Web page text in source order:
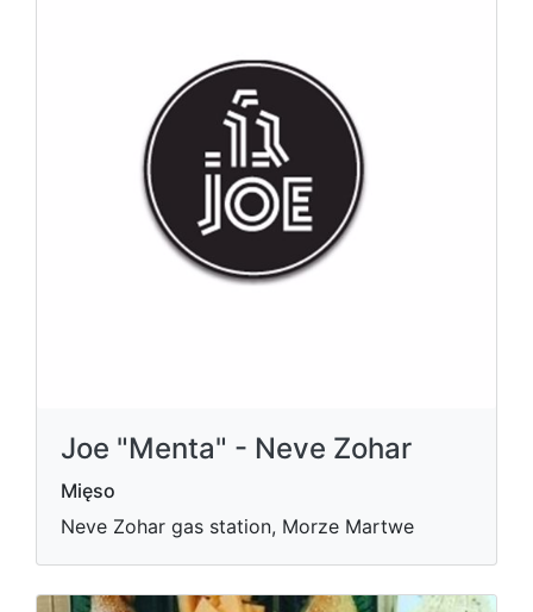
Joe "Menta" - Neve Zohar
Mięso
Neve Zohar gas station, Morze Martwe